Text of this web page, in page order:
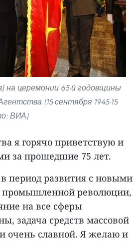
на церемонии 65-й годовщины
(15 сентября 1945-15
ВИА)
я горячо приветствую и
за прошедшие 75 лет.
период развития с новыми
промышленной революции,
на все сферы
задача средств массовой
очень славной. Я желаю и